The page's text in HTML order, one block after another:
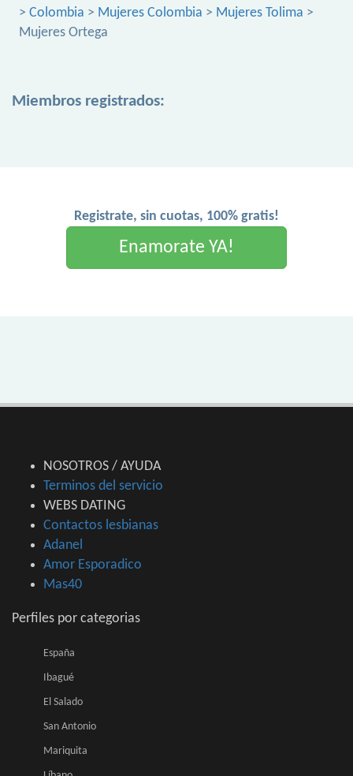
> Colombia > Mujeres Colombia > Mujeres Tolima >
Mujeres Ortega
Miembros registrados:
Registrate, sin cuotas, 100% gratis!
Enamorate YA!
NOSOTROS / AYUDA
Terminos del servicio
WEBS DATING
Contactos lesbianas
Adanel
Amor Esporadico
Mas40
Perfiles por categorias
España
Ibagué
El Salado
San Antonio
Mariquita